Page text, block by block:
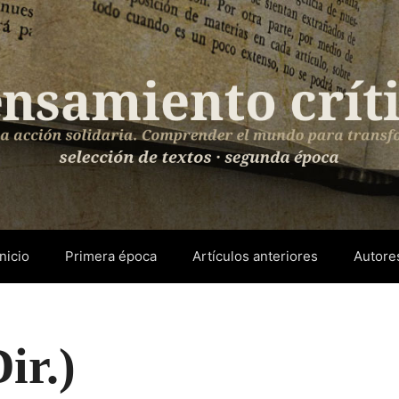
Primera época Artículos anteriores